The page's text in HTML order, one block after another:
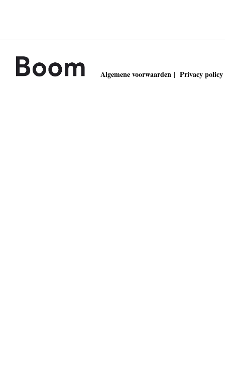
Algemene voorwaarden | Privacy policy